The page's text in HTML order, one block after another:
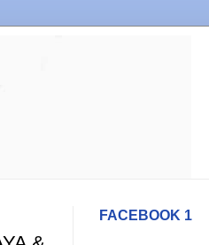
FACEBOOK 1